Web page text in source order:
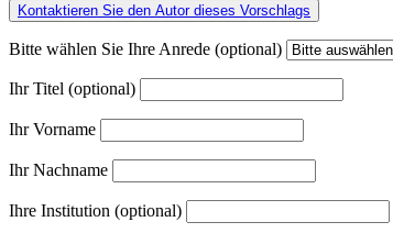
Kontaktieren Sie den Autor dieses Vorschlags
Bitte wählen Sie Ihre Anrede (optional)
Ihr Titel (optional)
Ihr Vorname
Ihr Nachname
Ihre Institution (optional)